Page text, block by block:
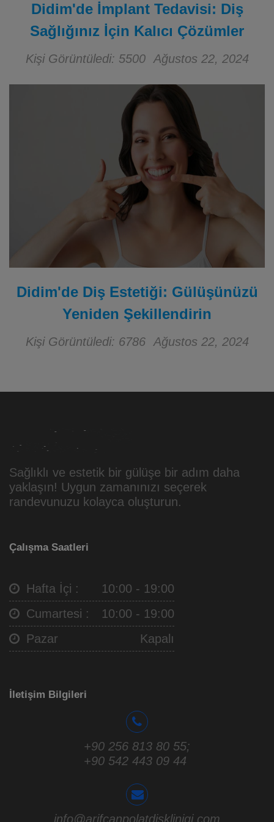
Didim'de İmplant Tedavisi: Diş
Sağlığınız İçin Kalıcı Çözümler
Kişi Görüntüledi: 5500 Ağustos 22, 2024
Didim'de Diş Estetiği: Gülüşünüzü
Yeniden Şekillendirin
Kişi Görüntüledi: 6786 Ağustos 22, 2024
Sağlıklı ve estetik bir gülüşe bir adım daha
yaklaşın! Uygun zamanınızı seçerek
randevunuzu kolayca oluşturun.
Çalışma Saatleri
Hafta İçi :
10:00 - 19:00
Cumartesi :
10:00 - 19:00
Pazar
Kapalı
İletişim Bilgileri
+90 256 813 80 55;
+90 542 443 09 44
info@arifcanpolatdisklinigi.com